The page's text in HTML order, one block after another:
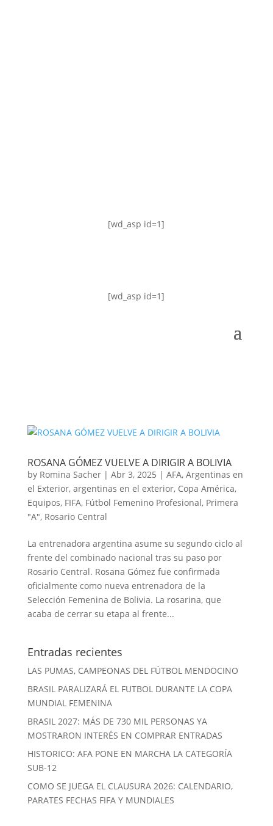
[wd_asp id=1]
[wd_asp id=1]
ROSANA GÓMEZ VUELVE A DIRIGIR A BOLIVIA
by Romina Sacher| Abr 3, 2025 | AFA, Argentinas en
el Exterior, argentinas en el exterior, Copa América,
Equipos, FIFA, Fútbol Femenino Profesional, Primera
"A", Rosario Central
La entrenadora argentina asume su segundo ciclo al
frente del combinado nacional tras su paso por
Rosario Central. Rosana Gómez fue confirmada
oficialmente como nueva entrenadora de la
Selección Femenina de Bolivia. La rosarina, que
acaba de cerrar su etapa al frente...
Entradas recientes
LAS PUMAS, CAMPEONAS DEL FÚTBOL MENDOCINO
BRASIL PARALIZARÁ EL FUTBOL DURANTE LA COPA
MUNDIAL FEMENINA
BRASIL 2027: MÁS DE 730 MIL PERSONAS YA
MOSTRARON INTERÉS EN COMPRAR ENTRADAS
HISTORICO: AFA PONE EN MARCHA LA CATEGORÍA
SUB-12
COMO SE JUEGA EL CLAUSURA 2026: CALENDARIO,
PARATES FECHAS FIFA Y MUNDIALES